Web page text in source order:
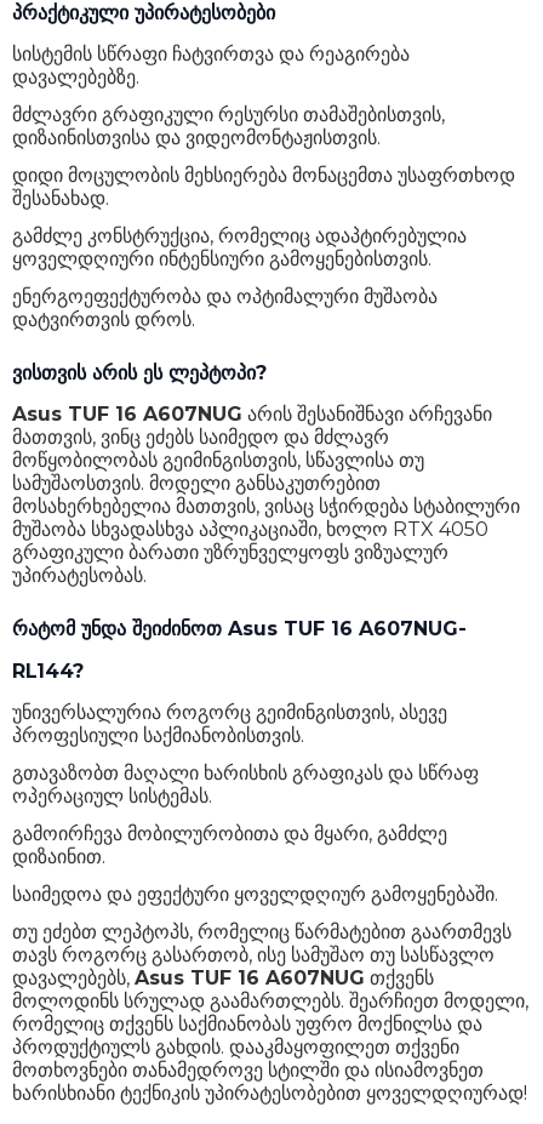
კომპლექტაცია
ზომები 35.4 x 25.1 x 2.24 სმ
წონა
პრაქტიკული უპირატესობები
სისტემის სწრაფი ჩატვირთვა და რეაგირება
დავალებებზე.
მძლავრი გრაფიკული რესურსი თამაშებისთვის,
დიზაინისთვისა და ვიდეომონტაჟისთვის.
დიდი მოცულობის მეხსიერება მონაცემთა უსაფრთხოდ
შესანახად.
გამძლე კონსტრუქცია, რომელიც ადაპტირებულია
ყოველდღიური ინტენსიური გამოყენებისთვის.
ენერგოეფექტურობა და ოპტიმალური მუშაობა
დატვირთვის დროს.
ვისთვის არის ეს ლეპტოპი?
Asus TUF 16 A607NUG არის შესანიშნავი არჩევანი
მათთვის, ვინც ეძებს საიმედო და მძლავრ
მოწყობილობას გეიმინგისთვის, სწავლისა თუ
სამუშაოსთვის. მოდელი განსაკუთრებით
მოსახერხებელია მათთვის, ვისაც სჭირდება სტაბილური
მუშაობა სხვადასხვა აპლიკაციაში, ხოლო RTX 4050
გრაფიკული ბარათი უზრუნველყოფს ვიზუალურ
უპირატესობას.
რატომ უნდა შეიძინოთ Asus TUF 16 A607NUG-
RL144?
უნივერსალურია როგორც გეიმინგისთვის, ასევე
პროფესიული საქმიანობისთვის.
გთავაზობთ მაღალი ხარისხის გრაფიკას და სწრაფ
ოპერაციულ სისტემას.
გამოირჩევა მობილურობითა და მყარი, გამძლე
დიზაინით.
საიმედოა და ეფექტური ყოველდღიურ გამოყენებაში.
თუ ეძებთ ლეპტოპს, რომელიც წარმატებით გაართმევს
თავს როგორც გასართობ, ისე სამუშაო თუ სასწავლო
დავალებებს, Asus TUF 16 A607NUG თქვენს
მოლოდინს სრულად გაამართლებს. შეარჩიეთ მოდელი,
რომელიც თქვენს საქმიანობას უფრო მოქნილსა და
პროდუქტიულს გახდის. დააკმაყოფილეთ თქვენი
მოთხოვნები თანამედროვე სტილში და ისიამოვნეთ
ხარისხიანი ტექნიკის უპირატესობებით ყოველდღიურად!